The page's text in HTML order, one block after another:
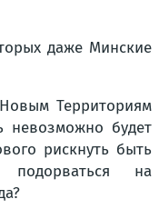
даже Минские
Территориям
невозможно будет
рискнуть быть
на